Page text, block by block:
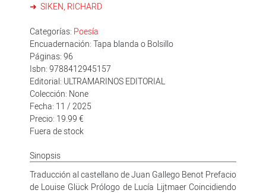
SIKEN, RICHARD
Categorías: Poesía
Encuadernación: Tapa blanda o Bolsillo
Páginas: 96
Isbn: 9788412945157
Editorial: ULTRAMARINOS EDITORIAL
Colección: None
Fecha: 11 / 2025
Precio: 19.99 €
Fuera de stock
Sinopsis
Traducción al castellano de Juan Gallego Benot Prefacio
de Louise Glück Prólogo de Lucía Lijtmaer Coincidiendo